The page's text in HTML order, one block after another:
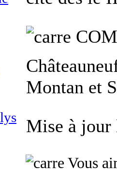
Montan et
Mise à jour
Vous